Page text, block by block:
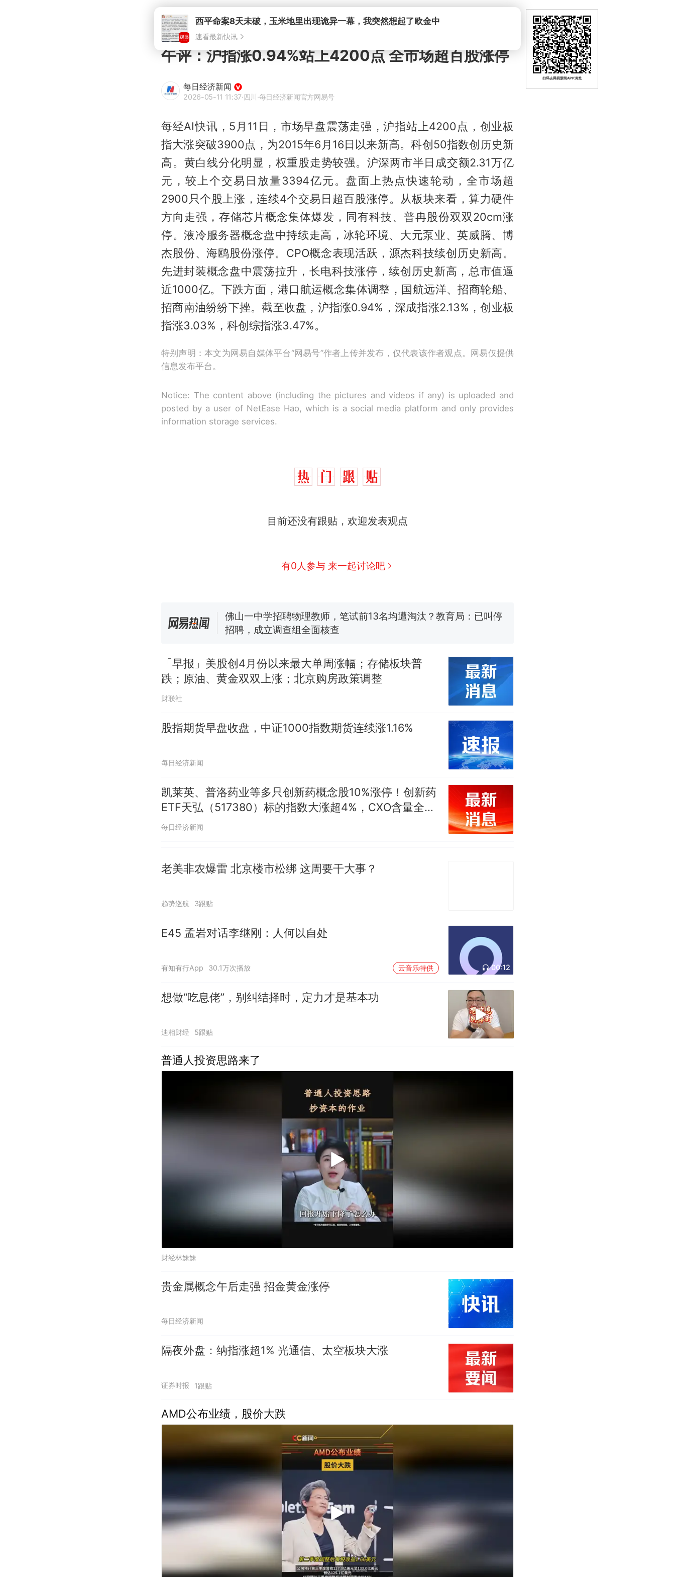
午评：沪指涨0.94%站上4200点 全市场超百股涨停
每日经济新闻
2026-05-11 11:37·四川·每日经济新闻官方网易号
每经AI快讯，5月11日，市场早盘震荡走强，沪指站上4200点，创业板
指大涨突破3900点，为2015年6月16日以来新高。科创50指数创历史新
高。黄白线分化明显，权重股走势较强。沪深两市半日成交额2.31万亿
元，较上个交易日放量3394亿元。盘面上热点快速轮动，全市场超
2900只个股上涨，连续4个交易日超百股涨停。从板块来看，算力硬件
方向走强，存储芯片概念集体爆发，同有科技、普冉股份双双20cm涨
停。液冷服务器概念盘中持续走高，冰轮环境、大元泵业、英威腾、博
杰股份、海鸥股份涨停。CPO概念表现活跃，源杰科技续创历史新高。
先进封装概念盘中震荡拉升，长电科技涨停，续创历史新高，总市值逼
近1000亿。下跌方面，港口航运概念集体调整，国航远洋、招商轮船、
招商南油纷纷下挫。截至收盘，沪指涨0.94%，深成指涨2.13%，创业板
指涨3.03%，科创综指涨3.47%。
特别声明：本文为网易自媒体平台“网易号”作者上传并发布，仅代表该作者观点。网易仅提供
信息发布平台。
Notice: The content above (including the pictures and videos if any) is uploaded and
posted by a user of NetEase Hao, which is a social media platform and only provides
information storage services.
目前还没有跟贴，欢迎发表观点
有0人参与 来一起讨论吧
费大厨“全国小炒肉大王”称号，仅凭视频评出？中国烹饪协会回
佛山一中学招聘物理教师，笔试前13名均遭淘汰？教育局：已叫停
招聘，成立调查组全面核查
享界G9车型预售价公布：43.98万起
那个在床头放菜刀的女孩，因老师一句“跟我回家”改写了人生
「早报」美股创4月份以来最大单周涨幅；存储板块普
跌；原油、黄金双双上涨；北京购房政策调整
财联社
股指期货早盘收盘，中证1000指数期货连续涨1.16%
每日经济新闻
凯莱英、普洛药业等多只创新药概念股10%涨停！创新药
ETF天弘（517380）标的指数大涨超4%，CXO含量全市
场最高
每日经济新闻
老美非农爆雷 北京楼市松绑 这周要干大事？
趋势巡航 3跟贴
E45 孟岩对话李继刚：人何以自处
有知有行App 30.1万次播放 云音乐特供 00:12
想做“吃息佬”，别纠结择时，定力才是基本功
迪相财经 5跟贴
普通人投资思路来了
财经林妹妹
贵金属概念午后走强 招金黄金涨停
每日经济新闻
隔夜外盘：纳指涨超1% 光通信、太空板块大涨
证券时报 1跟贴
AMD公布业绩，股价大跌
扫码去网易新闻APP浏览